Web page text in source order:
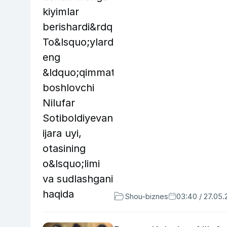
Shou-biznes 03:40 /